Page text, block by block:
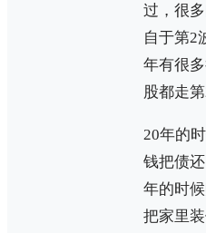
过，很
自于第2
年有很
股都走第
20年的
钱把债
年的时
把家里装